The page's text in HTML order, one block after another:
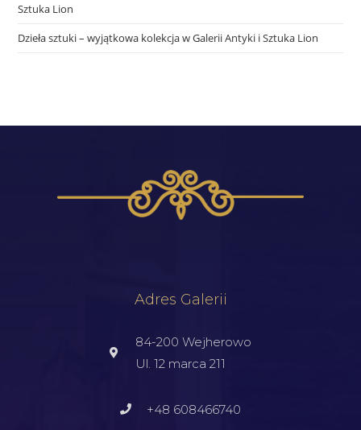
Sztuka Lion
Dzieła sztuki – wyjątkowa kolekcja w Galerii Antyki i Sztuka Lion
Adres Galerii
84-200 Wejherowo
Ul. 12 marca 211
+48 608466740